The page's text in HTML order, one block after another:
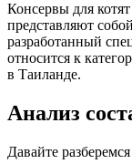
крахмал тапиоки и
хлорид холина,
Аналитический
1,00%, сырая зола
хлорид 0,14%,
Консервы для
представляют
разработанный
относится к
в Таиланде.
Анализ
Давайте